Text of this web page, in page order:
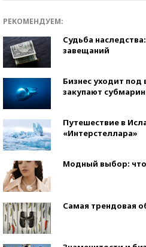
РЕКОМЕНДУЕМ:
Судьба
завещаний
Бизнес уходит под
закупают
Путешествие в
«Интерстеллара»
Модный выбор: что
Самая трендовая